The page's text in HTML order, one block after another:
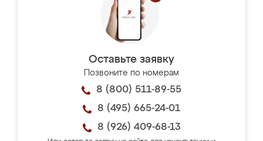
Оставьте заявку
Позвоните по номерам
8 (800) 511-89-55
8 (495) 665-24-01
8 (926) 409-68-13